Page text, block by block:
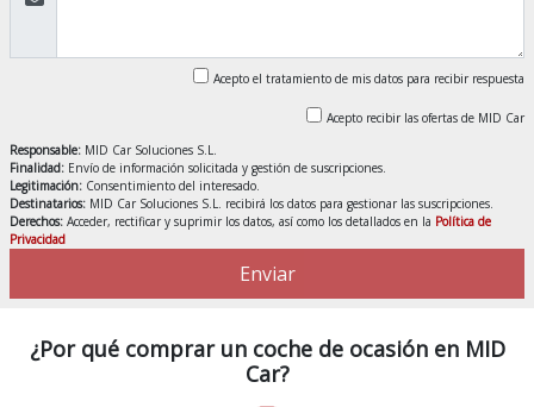
Acepto el tratamiento de mis datos para recibir respuesta
Acepto recibir las ofertas de MID Car
Responsable: MID Car Soluciones S.L.
Finalidad: Envío de información solicitada y gestión de suscripciones.
Legitimación: Consentimiento del interesado.
Destinatarios: MID Car Soluciones S.L. recibirá los datos para gestionar las suscripciones.
Derechos: Acceder, rectificar y suprimir los datos, así como los detallados en la Política de
Privacidad
Enviar
¿Por qué comprar un coche de ocasión en MID
Car?